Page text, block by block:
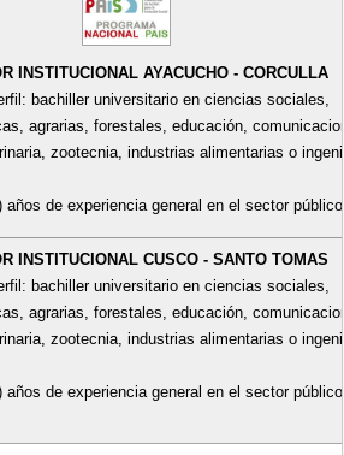
INSTITUCIONAL AYACUCHO - CORCULLA
bachiller universitario en ciencias sociales,
agrarias, forestales, educación,
zootecnia, industrias alimentarias o
años de experiencia general en el sector
INSTITUCIONAL CUSCO - SANTO TOMAS
bachiller universitario en ciencias sociales,
agrarias, forestales, educación,
zootecnia, industrias alimentarias o
años de experiencia general en el sector